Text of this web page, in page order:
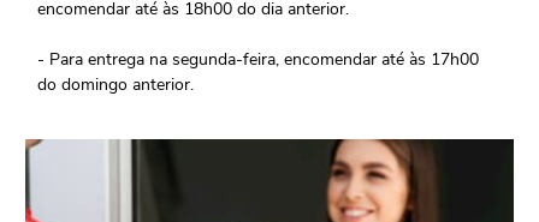
encomendar até às 18h00 do dia anterior.
- Para entrega na segunda-feira, encomendar até às 17h00
do domingo anterior.